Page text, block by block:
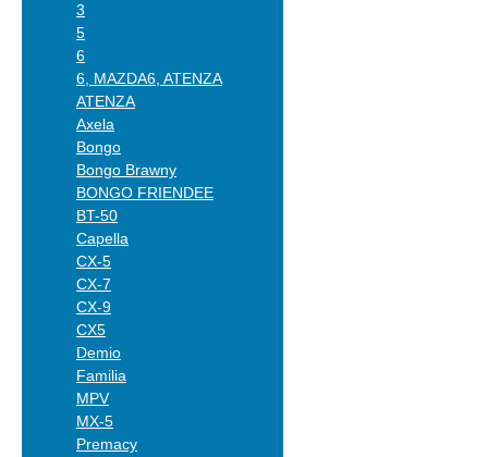
3
5
6
6, MAZDA6, ATENZA
ATENZA
Axela
Bongo
Bongo Brawny
BONGO FRIENDEE
BT-50
Capella
CX-5
CX-7
CX-9
CX5
Demio
Familia
MPV
MX-5
Premacy